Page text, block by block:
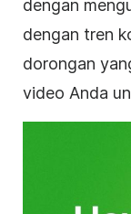
dengan
dengan tren
dorongan
video Anda